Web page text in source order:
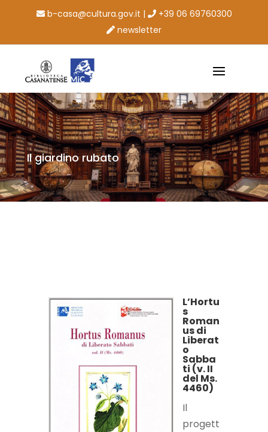
b-casa@cultura.gov.it |
+39 06 69760300
newsletter
Il giardino rubato
L’Hortu
s
Roman
us di
Liberat
o
Sabba
ti (v. II
del Ms.
4460)
Il
progett